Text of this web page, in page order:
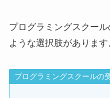
プログラミングスクー
ような選択肢があります
プログラミングスクールの